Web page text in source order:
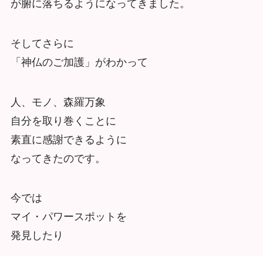
が腑に落ちるようになってきました。
そしてさらに
「神仏のご加護」がわかって
人、モノ、森羅万象
自分を取り巻くことに
素直に感謝できるように
なってきたのです。
今では
マイ・パワースポットを
発見したり